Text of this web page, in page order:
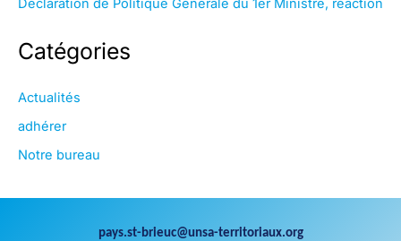
Déclaration de Politique Générale du 1er Ministre, réaction
Catégories
Actualités
adhérer
Notre bureau
pays.st-brieuc@unsa-territoriaux.org